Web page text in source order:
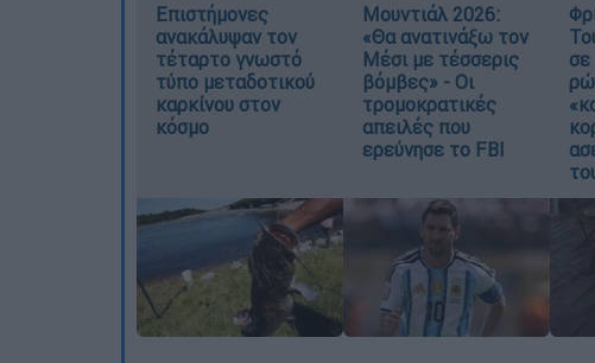
Επιστήμονες
ανακάλυψαν τον
τέταρτο γνωστό
τύπο μεταδοτικού
καρκίνου στον
κόσμο
Μουντιάλ 2026:
«Θα ανατινάξω τον
Μέσι με τέσσερις
βόμβες» - Οι
τρομοκρατικές
απειλές που
ερεύνησε το FBI
σε